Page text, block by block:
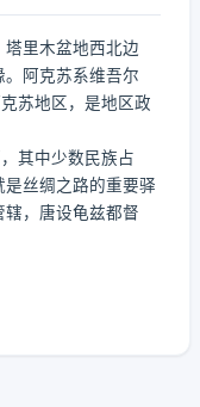
里木盆地西北边
阿克苏系维吾尔
苏地区，是地区政
其中少数民族占
丝绸之路的重要驿
，唐设龟兹都督